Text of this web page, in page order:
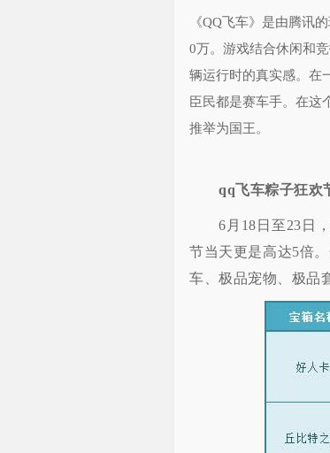
《QQ飞车》是由腾讯
0万。游戏结合休闲和
辆运行时的真实感。在
臣民都是赛车手。在这
推举为国王。
qq飞车粽子狂欢节
6月18日至23日，
节当天更是高达5倍
车、极品宠物、极品